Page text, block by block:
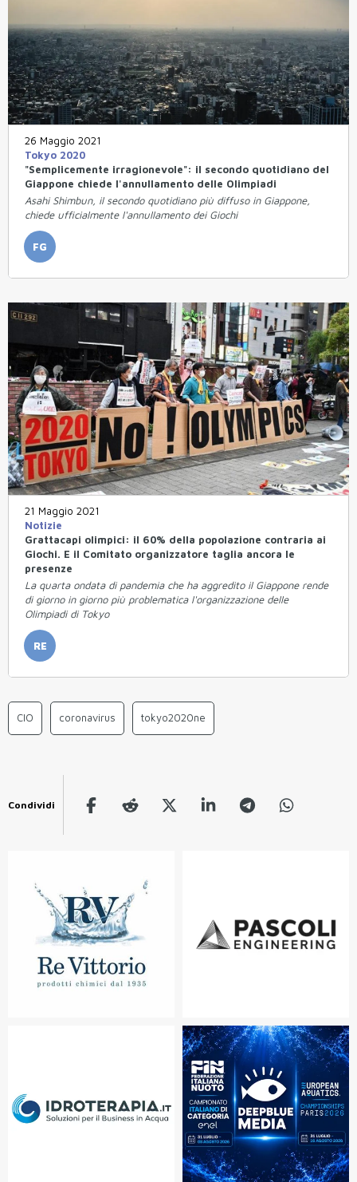
26 Maggio 2021
Tokyo 2020
"Semplicemente irragionevole": il secondo quotidiano del
Giappone chiede l'annullamento delle Olimpiadi
Asahi Shimbun, il secondo quotidiano più diffuso in Giappone,
chiede ufficialmente l'annullamento dei Giochi
FG
21 Maggio 2021
Notizie
Grattacapi olimpici: il 60% della popolazione contraria ai
Giochi. E il Comitato organizzatore taglia ancora le
presenze
La quarta ondata di pandemia che ha aggredito il Giappone rende
di giorno in giorno più problematica l'organizzazione delle
Olimpiadi di Tokyo
RE
CIO coronavirus tokyo2020ne
Condividi